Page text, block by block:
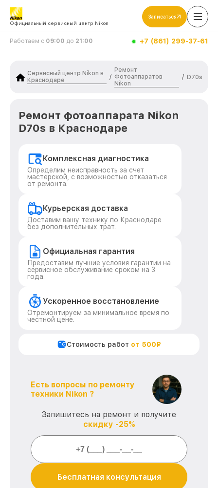
Официальный сервисный центр Nikon
Записаться
Работаем с 09:00 до 21:00 +7 (861) 299-37-61
Сервисный центр Nikon в
Краснодаре
/
Ремонт
Фотоаппаратов
Nikon
/ D70s
Ремонт фотоаппарата Nikon
D70s в Краснодаре
Комплексная диагностика
Определим неисправность за счет
мастерской, с возможностью отказаться
от ремонта.
Курьерская доставка
Доставим вашу технику по Краснодаре
без дополнительных трат.
Официальная гарантия
Предоставим лучшие условия гарантии на
сервисное обслуживание сроком на 3
года.
Ускоренное восстановление
Отремонтируем за минимальное время по
честной цене.
Стоимость работ от 500₽
Есть вопросы по ремонту
техники Nikon ?
Запишитесь на ремонт и получите
скидку -25%
Бесплатная консультация